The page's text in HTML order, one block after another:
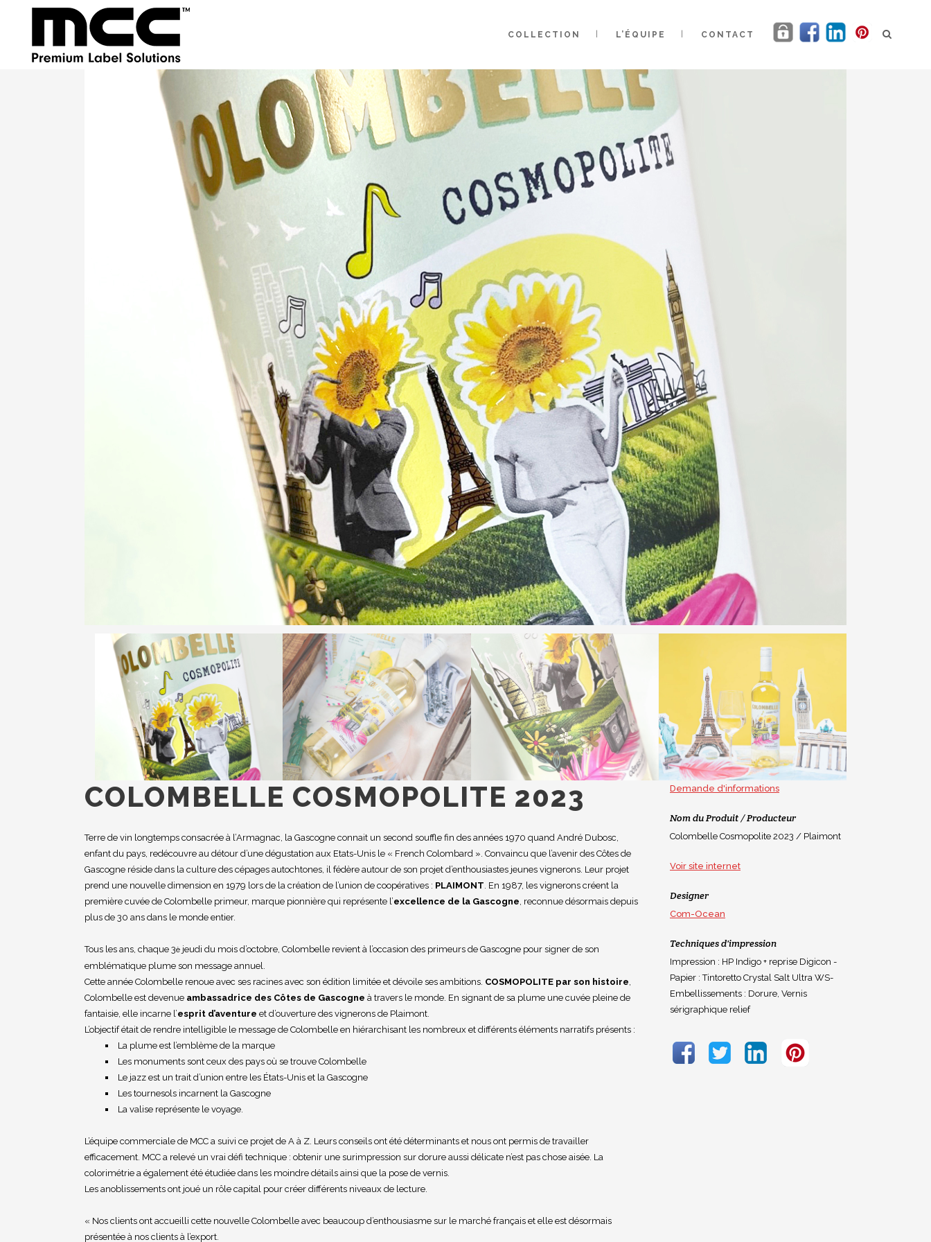
COLLECTION L’ÉQUIPE CONTACT
COLOMBELLE COSMOPOLITE 2023
Terre de vin longtemps consacrée à l’Armagnac, la Gascogne connait un second souffle fin des années 1970 quand André Dubosc,
enfant du pays, redécouvre au détour d’une dégustation aux Etats-Unis le « French Colombard ». Convaincu que l’avenir des Côtes de
Gascogne réside dans la culture des cépages autochtones, il fédère autour de son projet d’enthousiastes jeunes vignerons. Leur projet
prend une nouvelle dimension en 1979 lors de la création de l’union de coopératives : PLAIMONT . En 1987, les vignerons créent la
première cuvée de Colombelle primeur, marque pionnière qui représente l’excellence de la Gascogne , reconnue désormais depuis
plus de 30 ans dans le monde entier.
Tous les ans, chaque 3è jeudi du mois d’octobre, Colombelle revient à l’occasion des primeurs de Gascogne pour signer de son
emblématique plume son message annuel.
Cette année Colombelle renoue avec ses racines avec son édition limitée et dévoile ses ambitions. COSMOPOLITE par son histoire
Colombelle est devenue ambassadrice des Côtes de Gascogne à travers le monde. En signant de sa plume une cuvée pleine de
fantaisie, elle incarne l’esprit d’aventure et d’ouverture des vignerons de Plaimont.
L’objectif était de rendre intelligible le message de Colombelle en hiérarchisant les nombreux et différents éléments narratifs présents :
La plume est l’emblème de la marque
Les monuments sont ceux des pays où se trouve Colombelle
Le jazz est un trait d’union entre les États-Unis et la Gascogne
Les tournesols incarnent la Gascogne
La valise représente le voyage.
L’équipe commerciale de MCC a suivi ce projet de A à Z. Leurs conseils ont été déterminants et nous ont permis de travailler
efficacement. MCC a relevé un vrai défi technique : obtenir une surimpression sur dorure aussi délicate n’est pas chose aisée. La
colorimétrie a également été étudiée dans les moindre détails ainsi que la pose de vernis.
Les anoblissements ont joué un rôle capital pour créer différents niveaux de lecture.
« Nos clients ont accueilli cette nouvelle Colombelle avec beaucoup d’enthousiasme sur le marché français et elle est désormais
présentée à nos clients à l’export.
Demande d'informations
Nom du Produit / Producteur
Colombelle Cosmopolite 2023 / Plaimont
Voir site internet
Designer
Com-Ocean
Techniques d'impression
Impression : HP Indigo + reprise Digicon -
Papier : Tintoretto Crystal Salt Ultra WS-
Embellissements : Dorure, Vernis
sérigraphique relief